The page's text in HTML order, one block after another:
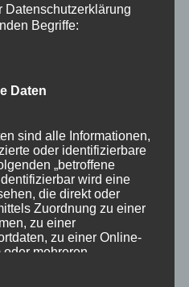
Datenschutzerklärung
Begriffe:
Daten
sind alle Informationen,
oder identifizierbare
„betroffene
wird eine
die direkt oder
Zuordnung zu einer
zu einer
zu einer Online-
mehreren
genetischen,